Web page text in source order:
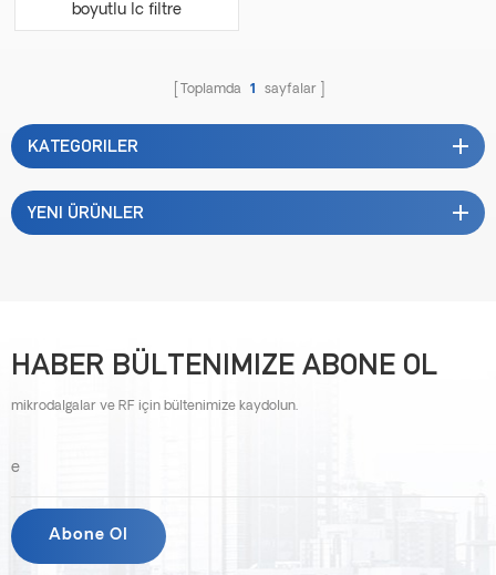
boyutlu lc filtre
Toplamda 1 sayfalar
KATEGORILER
YENI ÜRÜNLER
HABER BÜLTENIMIZE ABONE OL
mikrodalgalar ve RF için bültenimize kaydolun.